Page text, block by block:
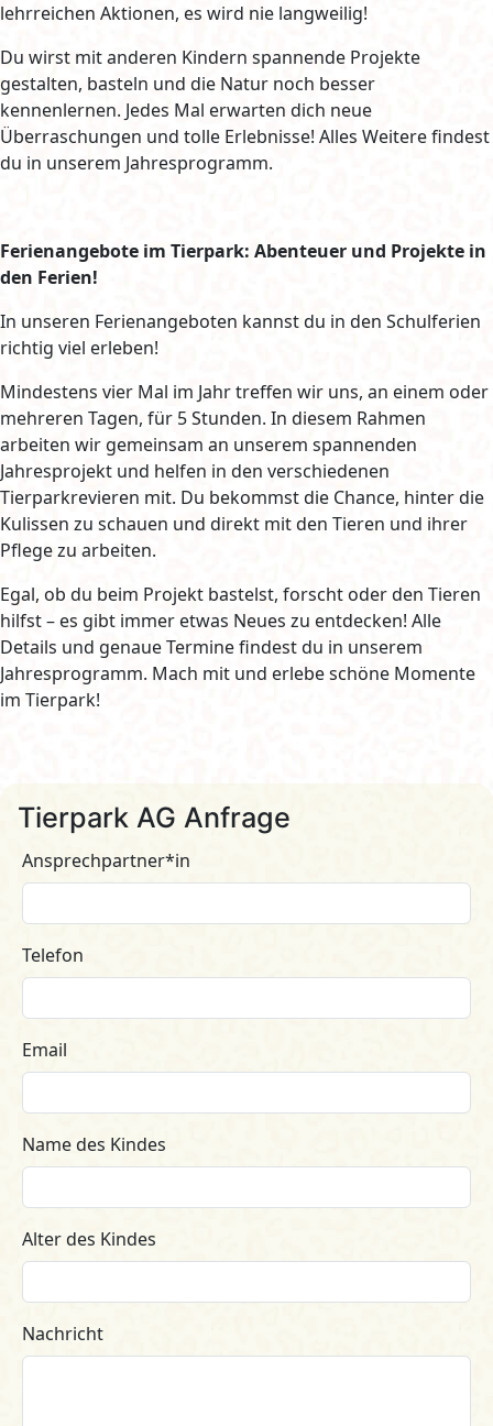
lehrreichen Aktionen, es wird nie langweilig!
Du wirst mit anderen Kindern spannende Projekte
gestalten, basteln und die Natur noch besser
kennenlernen. Jedes Mal erwarten dich neue
Überraschungen und tolle Erlebnisse! Alles Weitere findest
du in unserem Jahresprogramm.
Ferienangebote im Tierpark: Abenteuer und Projekte in
den Ferien!
In unseren Ferienangeboten kannst du in den Schulferien
richtig viel erleben!
Mindestens vier Mal im Jahr treffen wir uns, an einem oder
mehreren Tagen, für 5 Stunden. In diesem Rahmen
arbeiten wir gemeinsam an unserem spannenden
Jahresprojekt und helfen in den verschiedenen
Tierparkrevieren mit. Du bekommst die Chance, hinter die
Kulissen zu schauen und direkt mit den Tieren und ihrer
Pflege zu arbeiten.
Egal, ob du beim Projekt bastelst, forscht oder den Tieren
hilfst – es gibt immer etwas Neues zu entdecken! Alle
Details und genaue Termine findest du in unserem
Jahresprogramm. Mach mit und erlebe schöne Momente
im Tierpark!
Tierpark AG Anfrage
Ansprechpartner*in
Telefon
Email
Name des Kindes
Alter des Kindes
Nachricht